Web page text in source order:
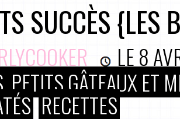
SUCCÈS {LES
LE8
PETITS GÂTEAUX ET
RECETTES